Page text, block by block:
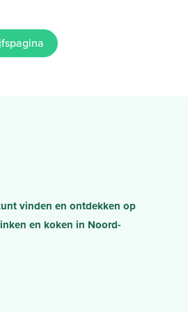
vinden en ontdekken op
en koken in Noord-